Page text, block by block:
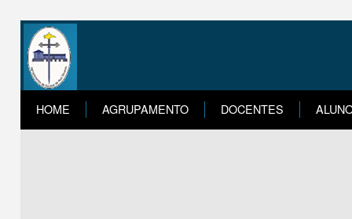
HOME AGRUPAMENTO DOCENTES